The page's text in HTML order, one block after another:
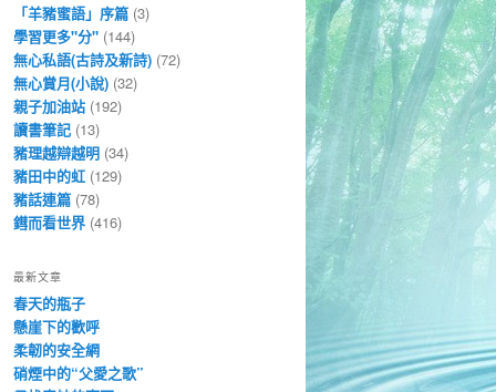
「羊豬蜜語」序篇 (3)
學習更多"分" (144)
無心私語(古詩及新詩) (72)
無心賞月(小說) (32)
親子加油站 (192)
讀書筆記 (13)
豬理越辯越明 (34)
豬田中的虹 (129)
豬話連篇 (78)
鏏而看世界 (416)
最新文章
春天的瓶子
懸崖下的歡呼
柔韌的安全網
硝煙中的“父愛之歌”